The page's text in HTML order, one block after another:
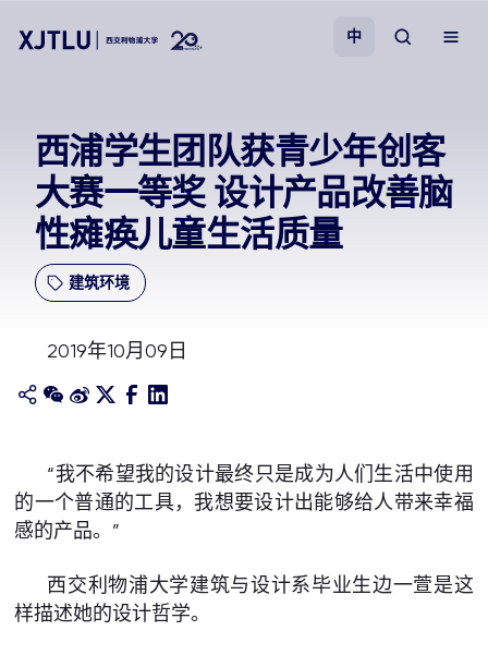
招生
科研
中
西浦学生团队获青少年创客
大赛一等奖 设计产品改善脑
性瘫痪儿童生活质量
建筑环境
2019年10月09日
“我不希望我的设计最终只是成为人们生活中使用
的一个普通的工具，我想要设计出能够给人带来幸福
感的产品。”
西交利物浦大学建筑与设计系毕业生边一萱是这
样描述她的设计哲学。